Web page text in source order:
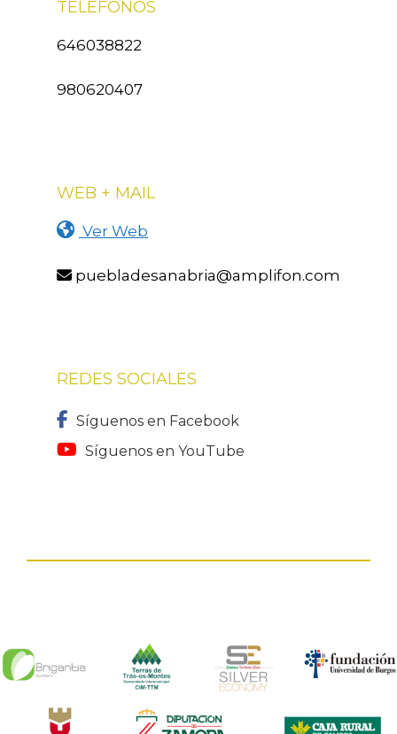
TELÉFONOS
646038822
980620407
WEB + MAIL
Ver Web
puebladesanabria@amplifon.com
REDES SOCIALES
Síguenos en Facebook
Síguenos en YouTube